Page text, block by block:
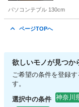
パソコンテブル 130cm
ページTOPへ
欲しいモノが見つか
ご希望の条件を登録
す。
選択中の条件 神奈川